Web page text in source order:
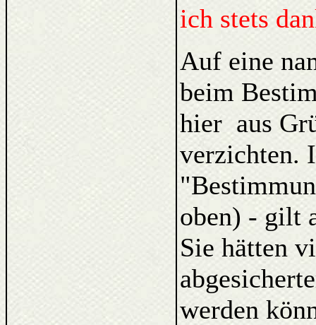
ich stets
Auf eine
beim
hier aus
verzichten.
oben) - gilt
Sie hätten
werden